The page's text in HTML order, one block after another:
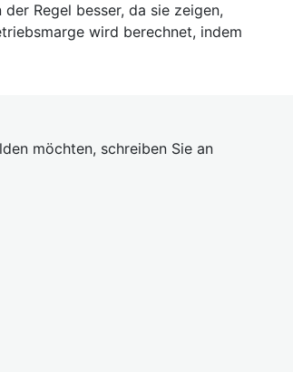
Regel besser, da sie zeigen,
wird berechnet, indem
möchten, schreiben Sie an